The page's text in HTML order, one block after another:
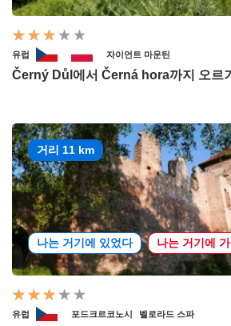
유럽 자이언트 마운틴
Černý Důl에서 Černá hora까지 오르기
거리 11 km
나는 거기에 있었다 나는 거기에
유럽 포드크르코노시 벨로라드 스파